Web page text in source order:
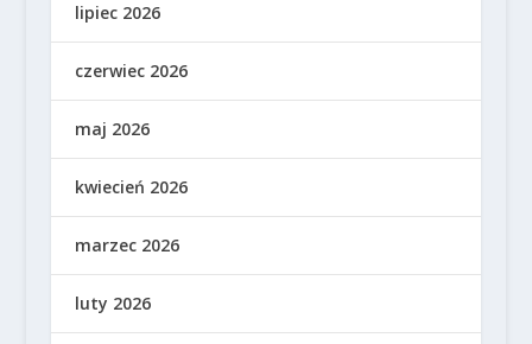
lipiec 2026
czerwiec 2026
maj 2026
kwiecień 2026
marzec 2026
luty 2026